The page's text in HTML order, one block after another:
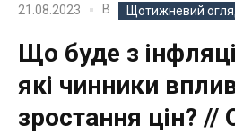
21.08.2023 В Щотижневий
Що буде з
які чинники
зростання цін? //